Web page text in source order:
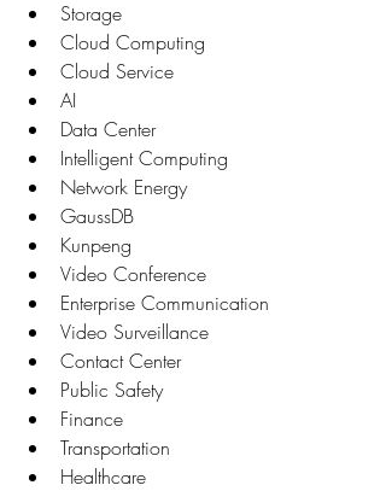
Storage
Cloud Computing
Cloud Service
AI
Data Center
Intelligent Computing
Network Energy
GaussDB
Kunpeng
Video Conference
Enterprise Communication
Video Surveillance
Contact Center
Public Safety
Finance
Transportation
Healthcare